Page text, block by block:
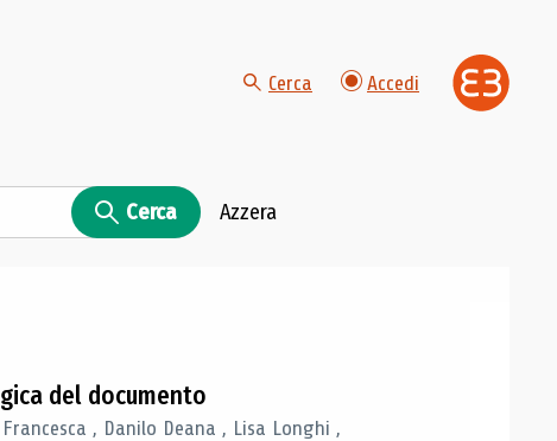
Cerca Accedi
Cerca Azzera
del documento
, Danilo Deana , Lisa Longhi ,